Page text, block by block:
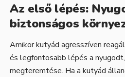
Az első lépés:
biztonságos
Amikor kutyád agresszíven
és legfontosabb lépés a
megteremtése. Ha a kutyád